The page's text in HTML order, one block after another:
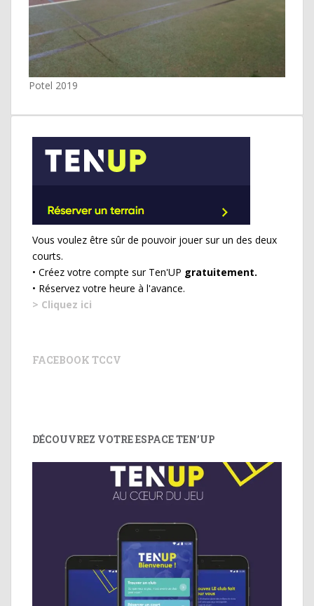
Potel 2019
Vous voulez être sûr de pouvoir jouer sur un des deux
courts.
• Créez votre compte sur Ten'UP gratuitement.
• Réservez votre heure à l'avance.
> Cliquez ici
FACEBOOK TCCV
DÉCOUVREZ VOTRE ESPACE TEN’UP